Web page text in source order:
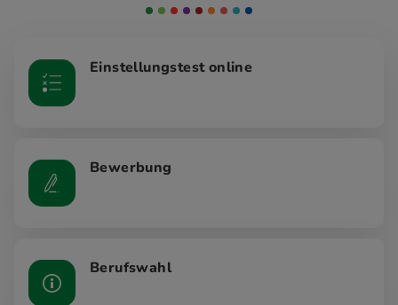
Einstellungstest online
Bewerbung
Berufswahl